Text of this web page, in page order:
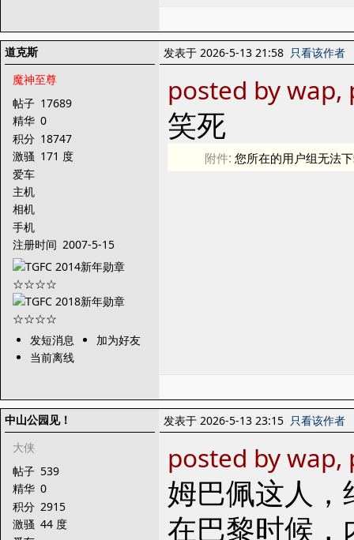
道克斯
魔神至尊
帖子 17689
精华 0
积分 18747
激骚 171 度
爱车
主机
相机
手机
注册时间 2007-5-15
发短消息
加为好友
当前离线
发表于 2026-5-13 21:58 只看该作者
posted by wap,
笑死
附件:您所在的用户组无法
中山公园见！
大侠
帖子 539
精华 0
积分 2915
激骚 44 度
发表于 2026-5-13 23:15 只看该作者
posted by
姆巴佩这人
在巴黎时候